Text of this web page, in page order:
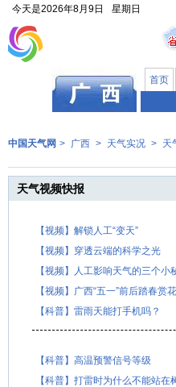
今天是2026年8月9日
星期日
首页
中国天气网 > 广西 > 天气实况 > 天
天气视频快报
【视频】解锁人工“变天”
【视频】穿透云端的科学之光
【视频】人工影响天气的三个小
【视频】广西“五一”前后踏春赏
【科普】雷雨天能打手机吗？
【科普】高温预警信号等级
【科普】打雷时为什么不能站在